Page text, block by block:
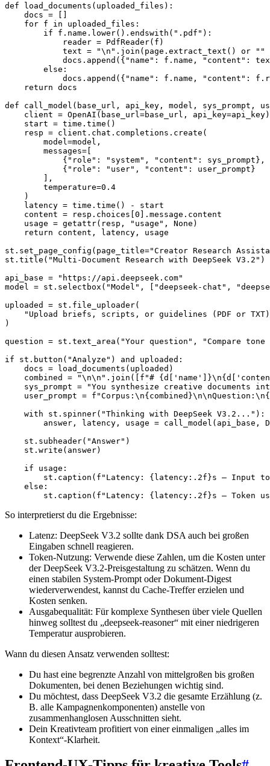
def load_documents(uploaded_files):
    docs = []
    for f in uploaded_files:
        if f.name.lower().endswith(".pdf"):
            reader = PdfReader(f)
text = "\n".join(page.extract_text() or ""
docs.append({"name": f.name, "content":
        else:
docs.append({"name": f.name, "content":
    return docs
def call_model(base_url, api_key, model, sys_prompt,
    client = OpenAI(base_url=base_url, api_key=api_key)
    start = time.time()
    resp = client.chat.completions.create(
        model=model,
        messages=[
            {"role": "system", "content": sys_prompt},
            {"role": "user", "content": user_prompt}
        ],
        temperature=0.4
    )
    latency = time.time() - start
    content = resp.choices[0].message.content
    usage = getattr(resp, "usage", None)
    return content, latency, usage
st.set_page_config(page_title="Creator Research
st.title("Multi-Document Research with DeepSeek V3.2")
api_base = "https://api.deepseek.com"
model = st.selectbox("Model", ["deepseek-chat",
uploaded = st.file_uploader(
"Upload briefs, scripts, or guidelines (PDF or
)
question = st.text_area("Your question", "Compare
if st.button("Analyze") and uploaded:
    docs = load_documents(uploaded)
combined = "\n\n".join([f"#
sys_prompt = "You synthesize creative documents
user_prompt =
    with st.spinner("Thinking with DeepSeek V3.2..."):
answer, latency, usage = call_model(api_base,
    st.subheader("Answer")
    st.write(answer)
    if usage:
st.caption(f"Latency: {latency:.2f}s — Input
    else:
So interpretierst du die Ergebnisse:
Latenz: DeepSeek V3.2 sollte dank DSA auch bei großen
Eingaben schnell reagieren.
Token-Nutzung: Verwende diese Zahlen, um die Kosten unter
der DeepSeek V3.2-Preisgestaltung zu schätzen. Wenn du
einen stabilen System-Prompt oder Dokument-Digest
wiederverwendest, kannst du Cache-Treffer erzielen und
Kosten senken.
Ausgabequalität: Für komplexe Synthesen über viele Quellen
hinweg solltest du „deepseek-reasoner“ mit einer niedrigeren
Temperatur ausprobieren.
Wann du diesen Ansatz verwenden solltest:
Du hast eine begrenzte Anzahl von mittelgroßen bis großen
Dokumenten, bei denen Beziehungen wichtig sind.
Du möchtest, dass DeepSeek V3.2 die gesamte Erzählung (z.
B. alle Kampagnenkomponenten) anstelle von
zusammenhanglosen Ausschnitten sieht.
Dein Kreativteam profitiert von einer einmaligen „alles im
Kontext“-Klarheit.